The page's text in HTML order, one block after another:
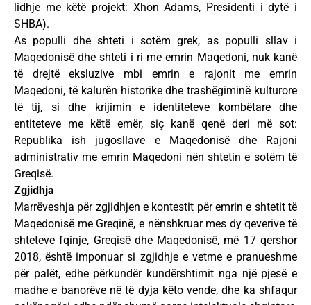
lidhje me këtë projekt: Xhon Adams, Presidenti i dytë i
SHBA).
As populli dhe shteti i sotëm grek, as populli sllav i
Maqedonisë dhe shteti i ri me emrin Maqedoni, nuk kanë
të drejtë eksluzive mbi emrin e rajonit me emrin
Maqedoni, të kalurën historike dhe trashëgiminë kulturore
të tij, si dhe krijimin e identiteteve kombëtare dhe
entiteteve me këtë emër, siç kanë qenë deri më sot:
Republika ish jugosllave e Maqedonisë dhe Rajoni
administrativ me emrin Maqedoni nën shtetin e sotëm të
Greqisë.
Zgjidhja
Marrëveshja për zgjidhjen e kontestit për emrin e shtetit të
Maqedonisë me Greqinë, e nënshkruar mes dy qeverive të
shteteve fqinje, Greqisë dhe Maqedonisë, më 17 qershor
2018, është imponuar si zgjidhje e vetme e pranueshme
për palët, edhe përkundër kundërshtimit nga një pjesë e
madhe e banorëve në të dyja këto vende, dhe ka shfaqur